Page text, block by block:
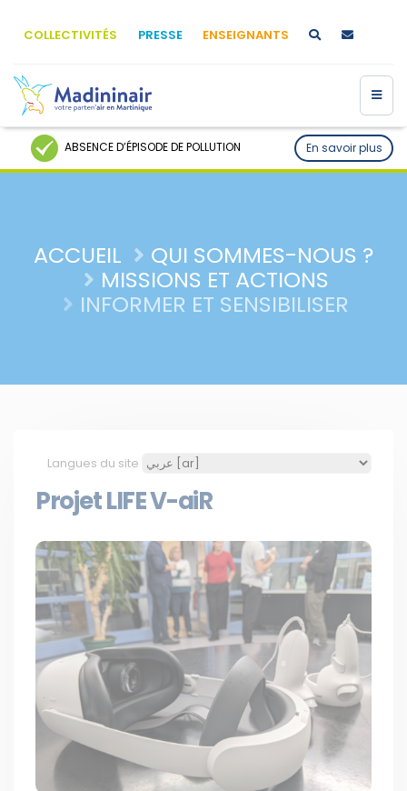
COLLECTIVITÉS PRESSE ENSEIGNANTS
ABSENCE D’ÉPISODE DE POLLUTION En savoir plus
ACCUEIL
QUI SOMMES-NOUS ?
MISSIONS ET ACTIONS
INFORMER ET SENSIBILISER
Langues du site
Projet LIFE V-aiR